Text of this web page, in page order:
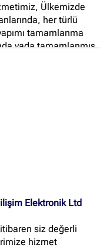
Ülkemizde
her türlü
tamamlanma
yada tamamlanmış
Elektronik Ltd
siz değerli
hizmet